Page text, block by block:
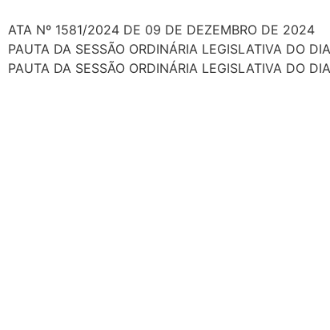
ATA Nº 1581/2024 DE 09 DE DEZEMBRO DE 2024
PAUTA DA SESSÃO ORDINÁRIA LEGISLATIVA DO
PAUTA DA SESSÃO ORDINÁRIA LEGISLATIVA DO